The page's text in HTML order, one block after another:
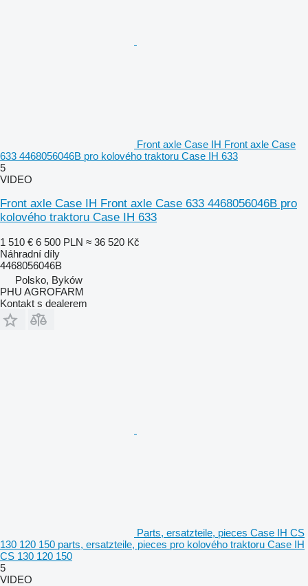
Front axle Case IH Front axle Case
633 4468056046B pro kolového traktoru Case IH 633
5
VIDEO
Front axle Case IH Front axle Case 633 4468056046B pro
kolového traktoru Case IH 633
1 510 € 6 500 PLN ≈ 36 520 Kč
Náhradní díly
4468056046B
Polsko, Byków
PHU AGROFARM
Kontakt s dealerem
Parts, ersatzteile, pieces Case IH CS
130 120 150 parts, ersatzteile, pieces pro kolového traktoru Case IH
CS 130 120 150
5
VIDEO